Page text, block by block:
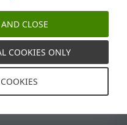
Управлять файлами
Политика в отношении
CLOSE
COOKIES ONLY